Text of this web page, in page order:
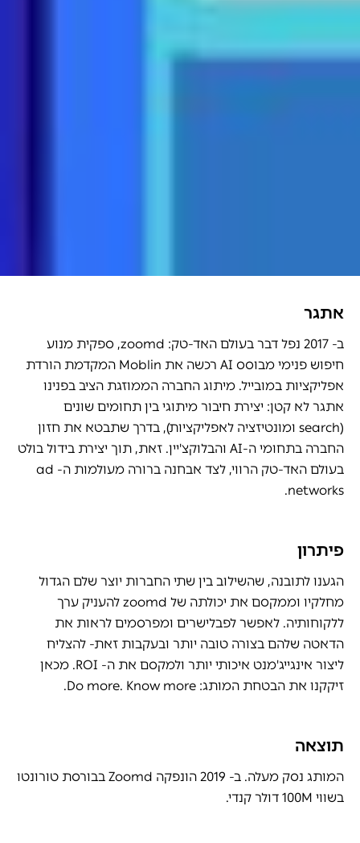
אתגר
ב- 2017 נפל דבר בעולם האד-טק: zoomd, ספקית מנוע
חיפוש פנימי מבוסס AI רכשה את Moblin המקדמת הורדת
אפליקציות במובייל. מיתוג החברה הממוזגת הציב בפנינו
אתגר לא קטן: יצירת חיבור מיתוגי בין תחומים שונים
(search ומונטיזציה לאפליקציות), בדרך שתבטא את חזון
החברה בתחומי ה-AI והבלוקצ'יין. זאת, תוך יצירת בידול בולט
בעולם האד-טק הרווי, לצד אבחנה ברורה מעולמות ה- ad
networks.
פיתרון
הגענו לתובנה, שהשילוב בין שתי החברות יוצר שלם הגדול
מחלקיו וממקסם את יכולתה של zoomd להעניק ערך
ללקוחותיה. לאפשר לפבלישרים ומפרסמים לראות את
הדאטה שלהם בצורה טובה יותר ובעקבות זאת- להצליח
ליצור אינגייג'מנט איכותי יותר ולמקסם את ה- ROI. מכאן
זיקקנו את הבטחת המותג: Do more. Know more.
תוצאה
המותג נסק מעלה. ב- 2019 הונפקה Zoomd בבורסת טורונטו
בשווי 100M דולר קנדי.